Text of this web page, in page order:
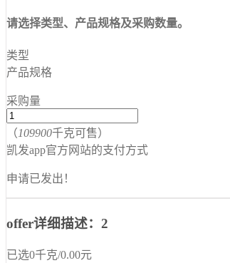
请选择类型、产品规格及采购数量。
类型
产品规格
采购量
（109900千克可售）
凯发app官方网站的支付方式
申请已发出！
offer详细描述：2
已选0千克/0.00元